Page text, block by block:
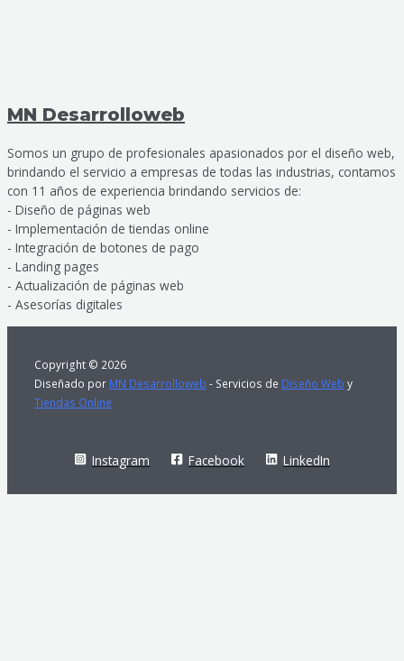
MN Desarrolloweb
Somos un grupo de profesionales apasionados por el diseño web,
brindando el servicio a empresas de todas las industrias, contamos
con 11 años de experiencia brindando servicios de:
- Diseño de páginas web
- Implementación de tiendas online
- Integración de botones de pago
- Landing pages
- Actualización de páginas web
- Asesorías digitales
Copyright © 2026
Diseñado por MN Desarrolloweb - Servicios de Diseño Web y
Tiendas Online
Instagram Facebook LinkedIn